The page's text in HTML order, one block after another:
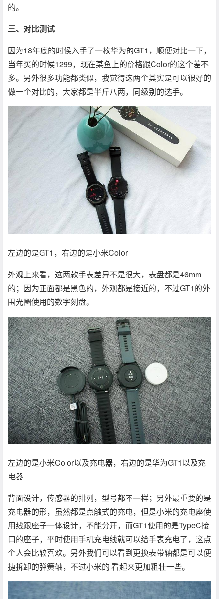
的。
三、对比测试
因为18年底的时候入手了一枚华为的GT1，顺便对比一下，
当年买的时候1299，现在某鱼上的价格跟Color的这个差不
多。另外很多功能都类似，我觉得这两个其实是可以很好的
做一个对比的，大家都是半斤八两，同级别的选手。
左边的是GT1，右边的是小米Color
外观上来看，这两款手表差异不是很大，表盘都是46mm
的；因为正面都是黑色的，外观都是接近的，不过GT1的外
围光圈使用的数字刻盘。
左边的是小米Color以及充电器，右边的是华为GT1以及充
电器
背面设计，传感器的排列，型号都不一样；另外最重要的是
充电器的形，虽然都是点触式的充电，但是小米的充电座使
用线跟座子一体设计，不能分开，而GT1使用的是TypeC接
口的座子，平时使用手机充电线就可以给手表充电了，这点
个人会比较喜欢。另外我们可以看到更换表带轴都是可以便
捷拆卸的弹簧轴，不过小米的 看起来更加粗壮一些。